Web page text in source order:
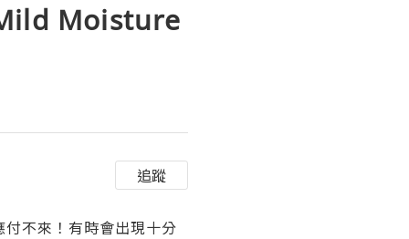
Moisture
追蹤
不來！有時會出現十分